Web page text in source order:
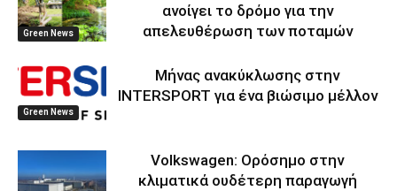
Green News
ανοίγει το δρόμο για την
απελευθέρωση των ποταμών
Green News
Μήνας ανακύκλωσης στην
INTERSPORT για ένα βιώσιμο μέλλον
Volkswagen: Ορόσημο στην
κλιματικά ουδέτερη παραγωγή